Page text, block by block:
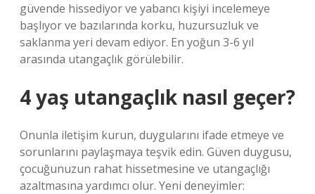
güvende hissediyor ve yabancı kişiyi incelemeye
başlıyor ve bazılarında korku, huzursuzluk ve
saklanma yeri devam ediyor. En yoğun 3-6 yıl
arasında utangaçlık görülebilir.
4 yaş utangaçlık nasıl geçer?
Onunla iletişim kurun, duygularını ifade etmeye ve
sorunlarını paylaşmaya teşvik edin. Güven duygusu,
çocuğunuzun rahat hissetmesine ve utangaçlığı
azaltmasına yardımcı olur. Yeni deneyimler: